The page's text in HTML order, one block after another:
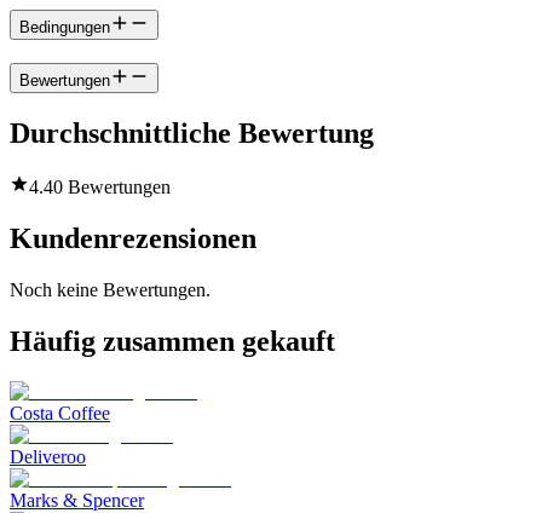
Bedingungen
Bewertungen
Durchschnittliche Bewertung
4.40 Bewertungen
Kundenrezensionen
Noch keine Bewertungen.
Häufig zusammen gekauft
Costa Coffee
Deliveroo
Marks & Spencer